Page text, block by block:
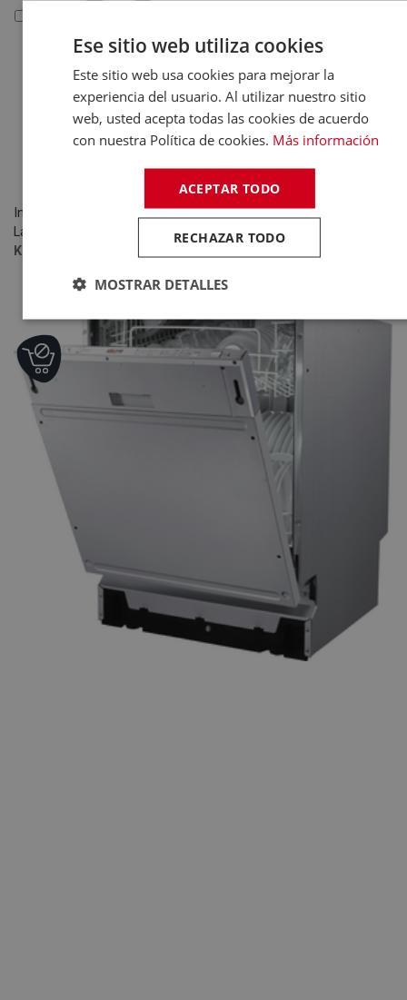
Reacondicionados y
Outlet
Electrodomésticos
Tecnología
Inicio Electrodomésticos
Lavavajillas
Lavavajillas 60CM
KROMSLINE KLVI-6003-INT Integrable - Lavavajillas 60CM 12
Ese sitio web utiliza cookies
Este sitio web usa cookies para mejorar la
experiencia del usuario. Al utilizar nuestro sitio
web, usted acepta todas las cookies de acuerdo
con nuestra Política de cookies. Más información
ACEPTAR TODO
RECHAZAR TODO
MOSTRAR DETALLES